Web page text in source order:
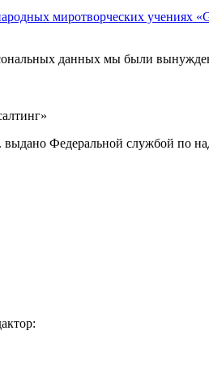
миротворческих учениях
данных мы были
Федеральной службой по